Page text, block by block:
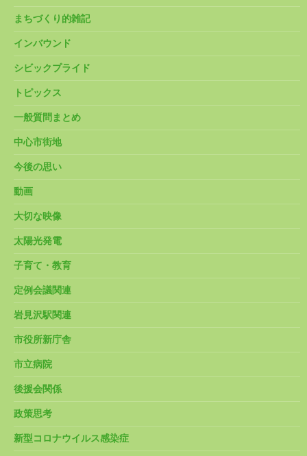
まちづくり的雑記
インバウンド
シビックプライド
トピックス
一般質問まとめ
中心市街地
今後の思い
動画
大切な映像
太陽光発電
子育て・教育
定例会議関連
岩見沢駅関連
市役所新庁舎
市立病院
後援会関係
政策思考
新型コロナウイルス感染症